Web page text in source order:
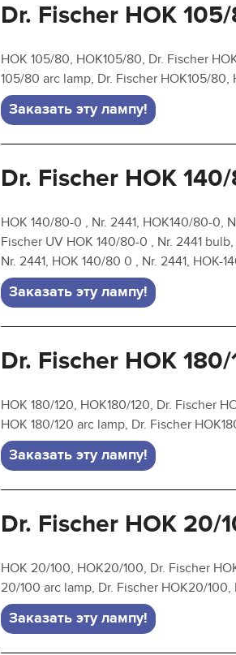
Dr. Fischer HOK
HOK 105/80, HOK105/80, Dr. Fischer
105/80 arc lamp, Dr. Fischer HOK105/
Заказать эту лампу!
Dr. Fischer HOK
HOK 140/80-0 , Nr. 2441, HOK140/80-0,
Fischer UV HOK 140/80-0 , Nr. 2441
Nr. 2441, HOK 140/80 0 , Nr. 2441, HOK-
Заказать эту лампу!
Dr. Fischer HOK
HOK 180/120, HOK180/120, Dr. Fischer
HOK 180/120 arc lamp, Dr. Fischer
Заказать эту лампу!
Dr. Fischer HOK 20/
HOK 20/100, HOK20/100, Dr. Fischer
20/100 arc lamp, Dr. Fischer HOK20/
Заказать эту лампу!